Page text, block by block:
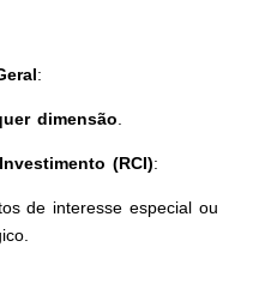
:
dimensão
(RCI):
de interesse especial ou